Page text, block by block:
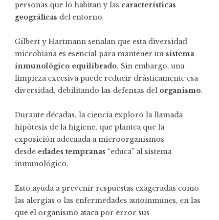
personas que lo habitan y las características
geográficas del entorno.
Gilbert y Hartmann señalan que esta diversidad
microbiana es esencial para mantener un sistema
inmunológico equilibrado. Sin embargo, una
limpieza excesiva puede reducir drásticamente esa
diversidad, debilitando las defensas del organismo.
Durante décadas, la ciencia exploró la llamada
hipótesis de la higiene, que plantea que la
exposición adecuada a microorganismos
desde edades tempranas “educa” al sistema
inmunológico.
Esto ayuda a prevenir respuestas exageradas como
las alergias o las enfermedades autoinmunes, en las
que el organismo ataca por error sus